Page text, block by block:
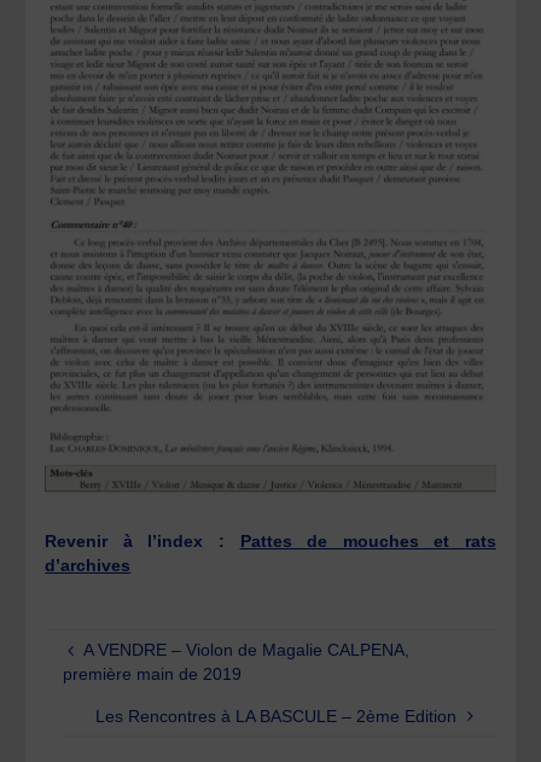
Revenir à l’index : Pattes de mouches et rats
d’archives
A VENDRE – Violon de Magalie CALPENA,
première main de 2019
Les Rencontres à LA BASCULE – 2ème Edition